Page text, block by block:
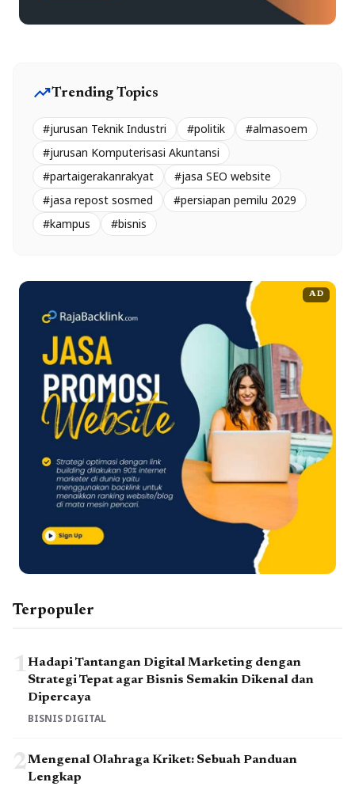
trending_upTrending Topics
#jurusan Teknik Industri #politik
#almasoem
#jurusan Komputerisasi Akuntansi
#partaigerakanrakyat
#jasa SEO website
#jasa repost sosmed
#persiapan pemilu 2029
#kampus
#bisnis
AD
Terpopuler
1Hadapi Tantangan Digital Marketing dengan
Strategi Tepat agar Bisnis Semakin Dikenal dan
Dipercaya
BISNIS DIGITAL
2Mengenal Olahraga Kriket: Sebuah Panduan
Lengkap